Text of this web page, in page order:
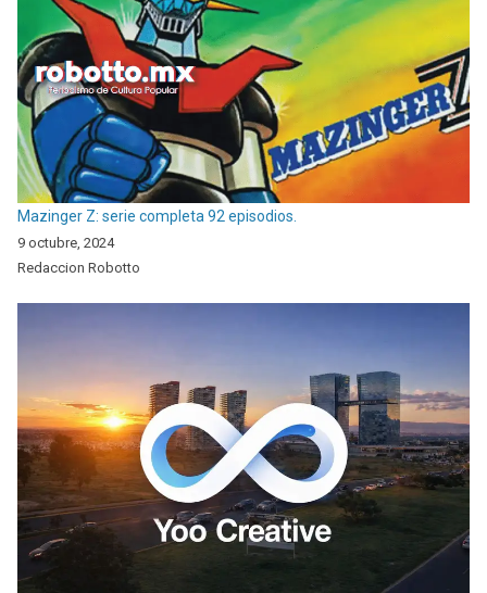
Mazinger Z: serie completa 92 episodios.
9 octubre, 2024
Redaccion Robotto